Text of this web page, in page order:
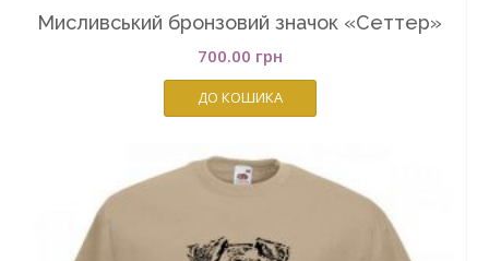
Мисливський бронзовий значок «Сеттер»
700.00 грн
ДО КОШИКА